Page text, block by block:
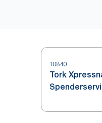
10840
Tork